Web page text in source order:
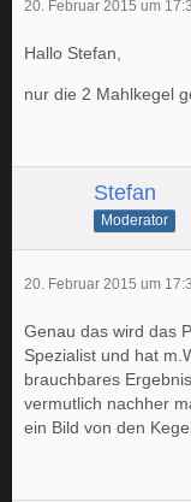
20. Februar 2015 um
Hallo Stefan,
nur die 2 Mahlkegel
Stefan
Moderator
20. Februar 2015 um
Genau das wird das
Spezialist und hat
brauchbares
vermutlich nachher
ein Bild von den